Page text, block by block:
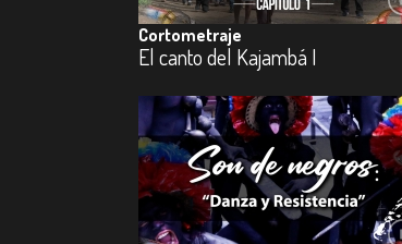
Cortometraje
El canto del Kajambá I